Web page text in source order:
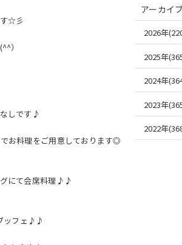
☆彡
）
しです♪
お料理をご用意しております◎
にて会席料理♪♪
ッフェ♪♪
アーカイ
2026年
2025年
2024年
2023年
2022年